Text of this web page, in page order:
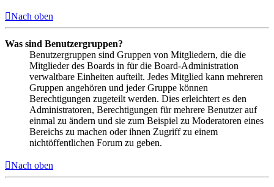
Nach oben
Was sind Benutzergruppen?
Benutzergruppen sind Gruppen von Mitgliedern, die die
Mitglieder des Boards in für die Board-Administration
verwaltbare Einheiten aufteilt. Jedes Mitglied kann mehreren
Gruppen angehören und jeder Gruppe können
Berechtigungen zugeteilt werden. Dies erleichtert es den
Administratoren, Berechtigungen für mehrere Benutzer auf
einmal zu ändern und sie zum Beispiel zu Moderatoren eines
Bereichs zu machen oder ihnen Zugriff zu einem
nichtöffentlichen Forum zu geben.
Nach oben